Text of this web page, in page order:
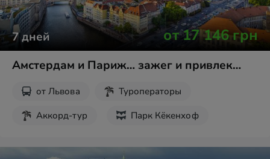
7дней от17 146грн
Амстердам и Париж… зажег и привлек…
от Львова
Туроператоры
Аккорд-тур
Парк Кёкенхоф